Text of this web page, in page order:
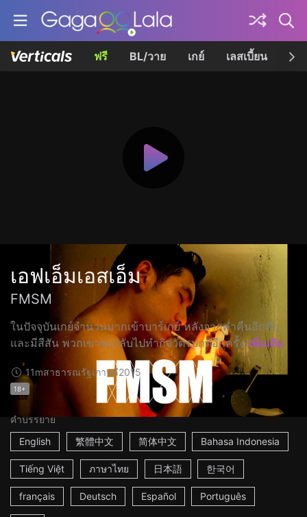
ฟรี BL/วาย เกย์ เลสเบี้ยน เค
เอฟเอ็มเอสเอ็ม
FMSM
ในปัจจุบันเกย์จำนวนมากเข้าบาร์เกย์ หลังจากค่ำคืนอึกทึก
และมีสีสัน พวกเขาจะกลับไปทำกิจวัตรปกติอีกครั้ง เพิ่มเติม
11mสาธารณรัฐเกาหลี2015
18+
คำบรรยาย
English
繁體中文 简体中文 Bahasa Indonesia
Tiếng Việt ภาษาไทย 日本語 한국어
français Deutsch Español Português